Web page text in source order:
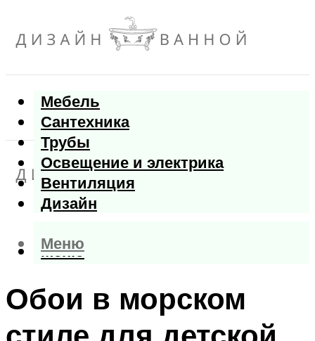
Мебель
Сантехника
Трубы
Освещение и электрика
Вентиляция
Дизайн
Меню
Меню
Обои в морском